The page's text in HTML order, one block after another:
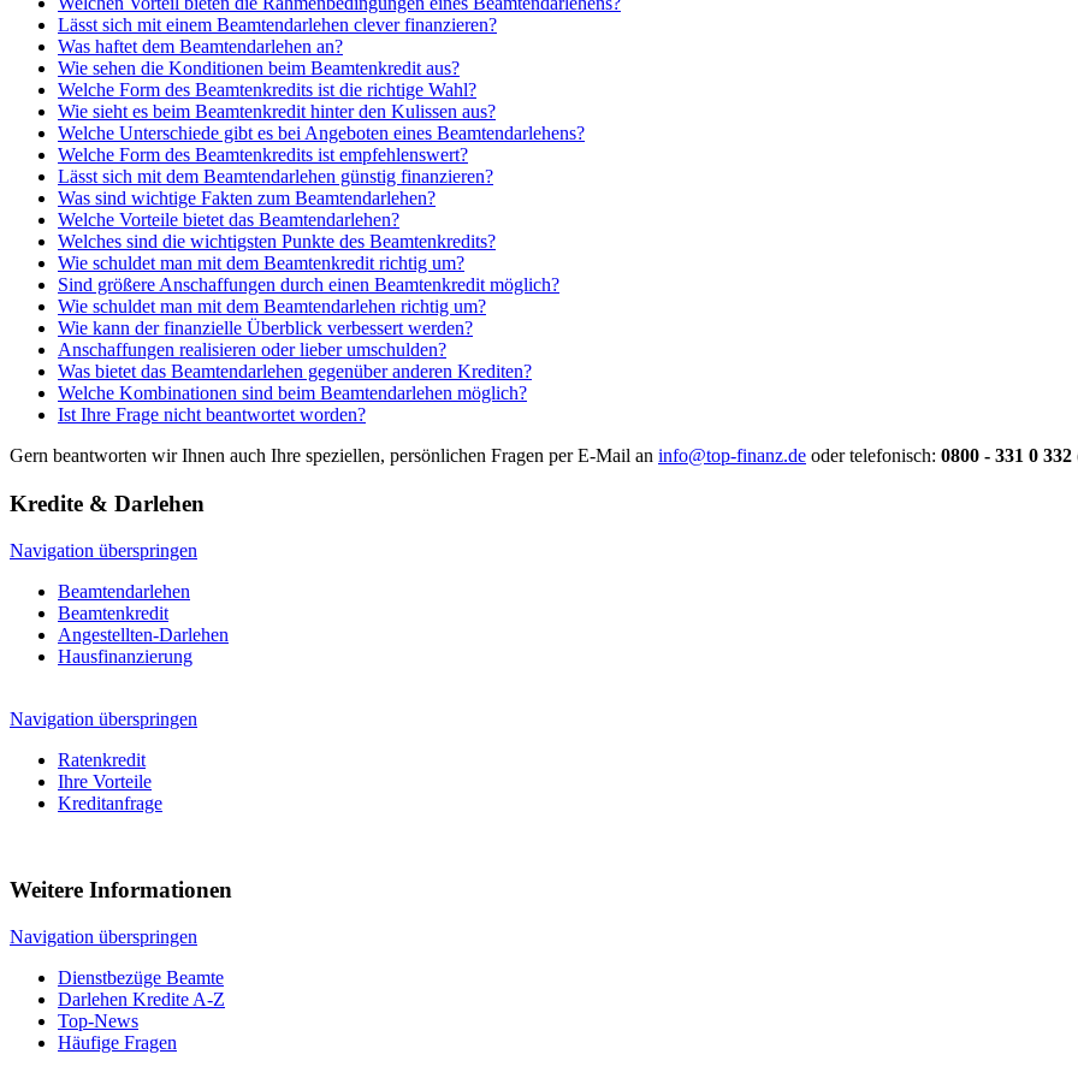
Lässt sich mit einem Beamtendarlehen clever finanzieren?
Was haftet dem Beamtendarlehen an?
Wie sehen die Konditionen beim Beamtenkredit aus?
Welche Form des Beamtenkredits ist die richtige Wahl?
Wie sieht es beim Beamtenkredit hinter den Kulissen aus?
Welche Unterschiede gibt es bei Angeboten eines Beamtendarlehens?
Welche Form des Beamtenkredits ist empfehlenswert?
Lässt sich mit dem Beamtendarlehen günstig finanzieren?
Was sind wichtige Fakten zum Beamtendarlehen?
Welche Vorteile bietet das Beamtendarlehen?
Welches sind die wichtigsten Punkte des Beamtenkredits?
Wie schuldet man mit dem Beamtenkredit richtig um?
Sind größere Anschaffungen durch einen Beamtenkredit möglich?
Wie schuldet man mit dem Beamtendarlehen richtig um?
Wie kann der finanzielle Überblick verbessert werden?
Anschaffungen realisieren oder lieber umschulden?
Was bietet das Beamtendarlehen gegenüber anderen Krediten?
Welche Kombinationen sind beim Beamtendarlehen möglich?
Ist Ihre Frage nicht beantwortet worden?
Gern beantworten wir Ihnen auch Ihre speziellen, persönlichen Fragen per E-Mail an info@top-finanz.de oder telefonisch: 0800 - 331 0 332
Kredite & Darlehen
Navigation überspringen
Beamtendarlehen
Beamtenkredit
Angestellten-Darlehen
Hausfinanzierung
Navigation überspringen
Ratenkredit
Ihre Vorteile
Kreditanfrage
Weitere Informationen
Navigation überspringen
Dienstbezüge Beamte
Darlehen Kredite A-Z
Top-News
Häufige Fragen